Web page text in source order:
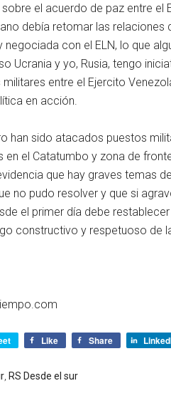
el acuerdo de paz entre el
debía retomar las
negociada con el ELN, lo que
Ucrania y yo, Rusia, tengo
entre el Ejercito
en acción.
han sido atacados puestos
en el Catatumbo y zona de
que hay graves temas
no pudo resolver y que si
el primer día debe
constructivo y respetuoso de
Like Share
RS Desde el sur